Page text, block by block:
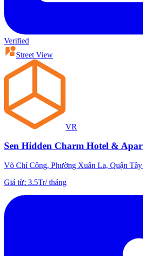
Verified
Street View
VR
Sen Hidden Charm Hotel &
Võ Chí Công, Phường Xuân La, Quận
Giá từ: 3.5Tr/tháng